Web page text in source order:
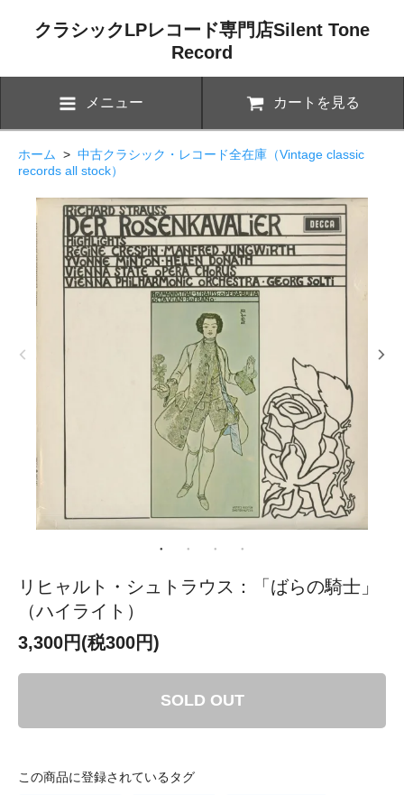
クラシックLPレコード専門店Silent Tone
Record
メニュー カートを見る
ホーム > 中古クラシック・レコード全在庫（Vintage classic
records all stock）
リヒャルト・シュトラウス：「ばらの騎士」
（ハイライト）
3,300円(税300円)
SOLD OUT
この商品に登録されているタグ